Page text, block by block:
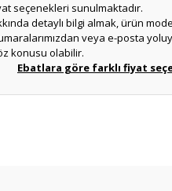
seçenekleri sunulmaktadır.
detaylı bilgi almak, ürün
veya e-posta
konusu olabilir.
Ebatlara göre farklı fiyat